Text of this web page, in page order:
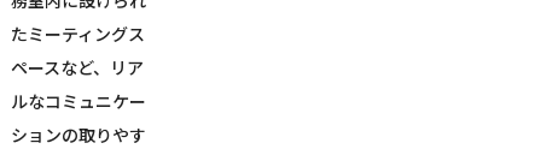
たミーティングス
ペースなど、リア
ルなコミュニケー
ションの取りやす